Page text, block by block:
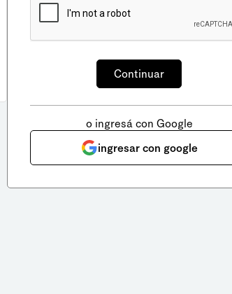
o ingresá con Google
ingresar con google